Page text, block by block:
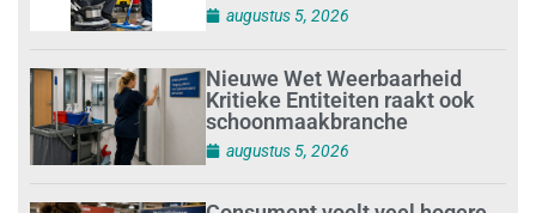
augustus 5, 2026
Nieuwe Wet Weerbaarheid
Kritieke Entiteiten raakt ook
schoonmaakbranche
augustus 5, 2026